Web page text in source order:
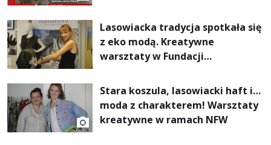
Lasowiacka tradycja spotkała się
z eko modą. Kreatywne
warsztaty w Fundacji
Stara koszula, lasowiacki haft i…
moda z charakterem! Warsztaty
kreatywne w ramach NFW